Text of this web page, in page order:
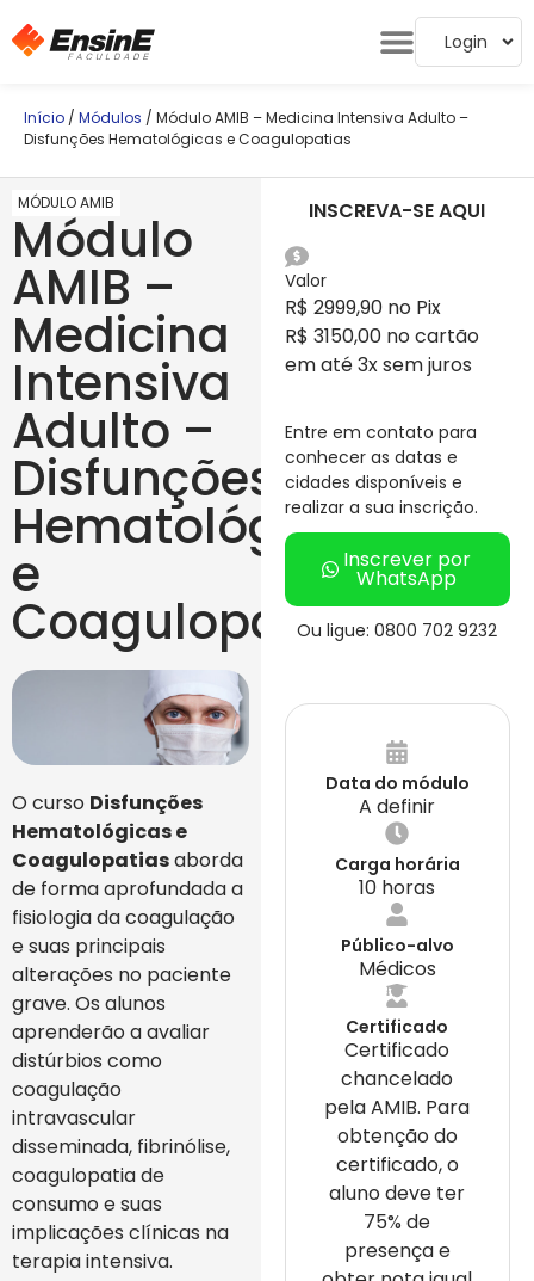
Login
Início / Módulos / Módulo AMIB – Medicina Intensiva Adulto –
Disfunções Hematológicas e Coagulopatias
MÓDULO AMIB
Módulo
AMIB –
Medicina
Intensiva
Adulto –
Disfunções
Hematológicas
e
Coagulopatias
O curso Disfunções
Hematológicas e
Coagulopatiasaborda
de forma aprofundada a
fisiologia da coagulação
e suas principais
alterações no paciente
grave. Os alunos
aprenderão a avaliar
distúrbios como
coagulação
intravascular
disseminada, fibrinólise,
coagulopatia de
consumo e suas
implicações clínicas na
terapia intensiva.
INSCREVA-SE AQUI
Valor
R$ 2999,90 no Pix
R$ 3150,00 no cartão
em até 3x sem juros
Entre em contato para
conhecer as datas e
cidades disponíveis e
realizar a sua inscrição.
Inscrever por
WhatsApp
Ou ligue: 0800 702 9232
Data do módulo
A definir
Carga horária
10 horas
Público-alvo
Médicos
Certificado
Certificado
chancelado
pela AMIB. Para
obtenção do
certificado, o
aluno deve ter
75% de
presença e